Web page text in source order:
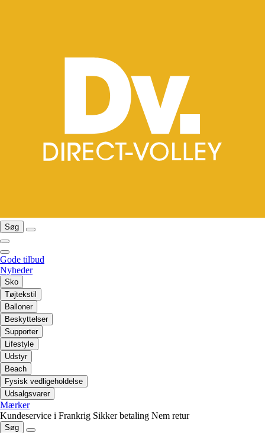
Søg
Gode tilbud
Nyheder
Sko
Tøjtekstil
Balloner
Beskyttelser
Supporter
Lifestyle
Udstyr
Beach
Fysisk vedligeholdelse
Udsalgsvarer
Mærker
Kundeservice i Frankrig Sikker betaling Nem retur
Søg